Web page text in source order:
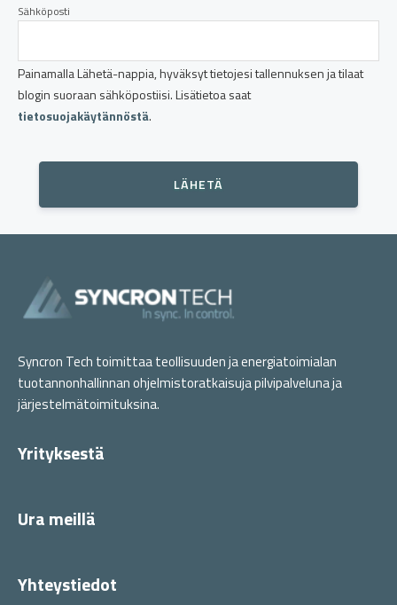
Sähköposti
Painamalla Lähetä-nappia, hyväksyt tietojesi tallennuksen ja tilaat
blogin suoraan sähköpostiisi. Lisätietoa saat
tietosuojakäytännöstä.
Syncron Tech toimittaa teollisuuden ja energiatoimialan
tuotannonhallinnan ohjelmistoratkaisuja pilvipalveluna ja
järjestelmätoimituksina.
Yrityksestä
Ura meillä
Yhteystiedot